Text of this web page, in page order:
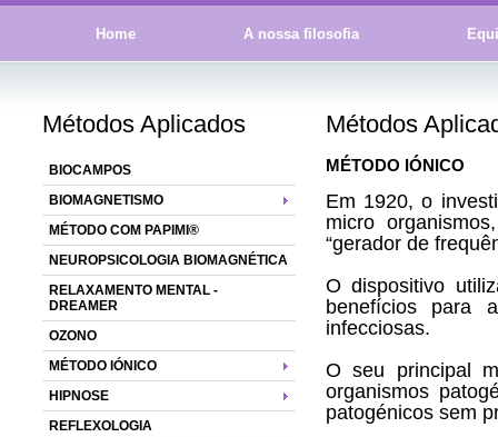
Home A nossa filosofia
Métodos Aplicados
BIOCAMPOS
BIOMAGNETISMO
MÉTODO COM PAPIMI®
NEUROPSICOLOGIA BIOMAGNÉTICA
RELAXAMENTO MENTAL -
DREAMER
OZONO
MÉTODO IÓNICO
HIPNOSE
REFLEXOLOGIA
Métodos
MÉTODO IÓNICO
Em 1920, o
micro
“gerador de
O dispositivo
benefícios para
infecciosas.
O seu principal
organismos
patogénicos sem